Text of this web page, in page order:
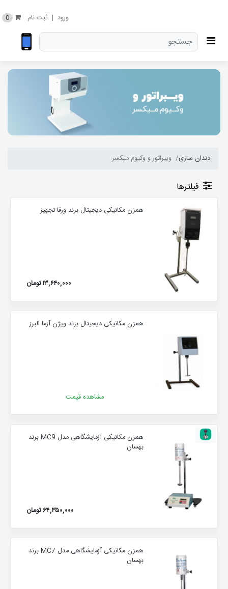
ورود | ثبت نام 0
دندان سازی ویبراتور و وکیوم میکسر
فیلترها
همزن مکانیکی دیجیتال برند ورقا تجهیز
۱۳,۶۴۰,۰۰۰ تومان
همزن مکانیکی دیجیتال برند ویژن آزما البرز
مشاهده قیمت
همزن مکانیکی آزمایشگاهی مدل MC9 برند
بهسان
۶۴,۳۵۰,۰۰۰ تومان
همزن مکانیکی آزمایشگاهی مدل MC7 برند
بهسان